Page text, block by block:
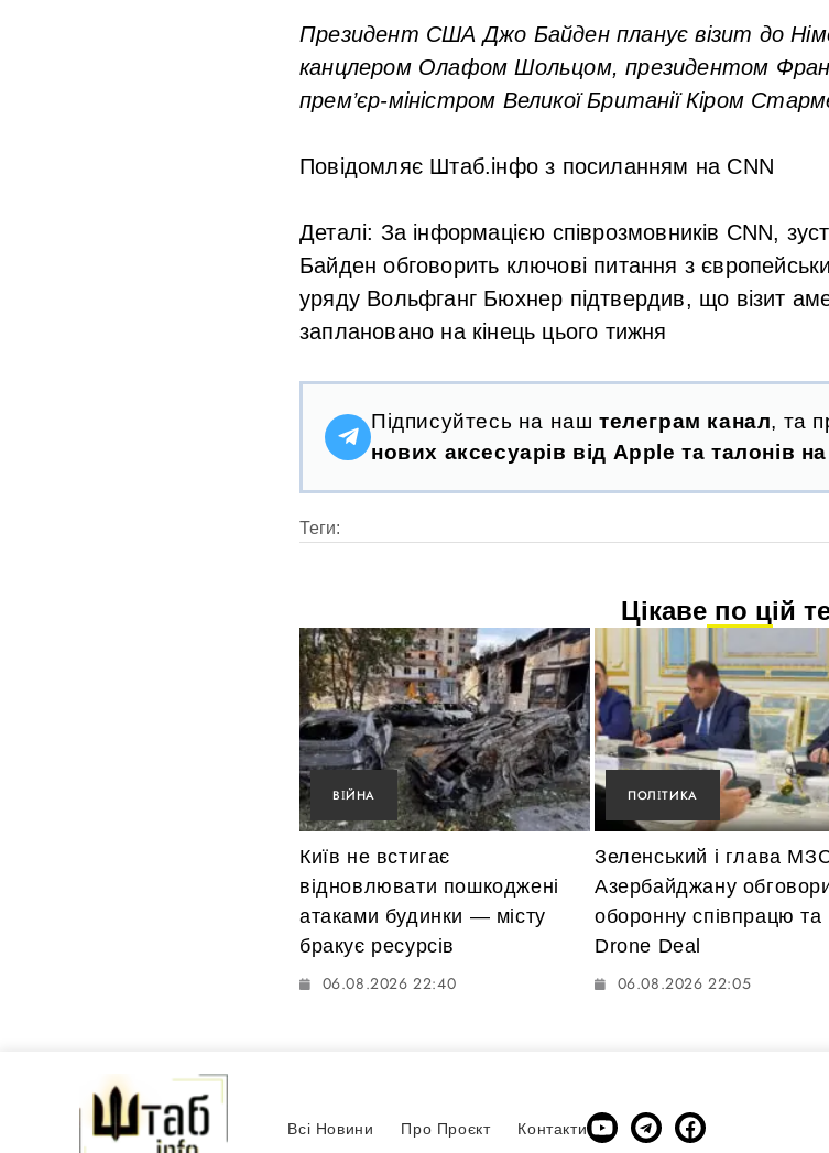
Президент США Джо Байден планує візит до
канцлером Олафом Шольцом, президентом
прем’єр-міністром Великої Британії Кіром
Повідомляє Штаб.інфо з посиланням на CNN
Деталі: За інформацією співрозмовників CNN,
Байден обговорить ключові питання з
уряду Вольфганг Бюхнер підтвердив, що візит
заплановано на кінець цього тижня
Підписуйтесь на наш телеграм канал, та
нових аксесуарів від Apple та талонів
Теги:
Цікаве по цій
ВІЙНА
Київ не встигає
відновлювати пошкоджені
атаками будинки — місту
бракує ресурсів
06.08.2026 22:40
ПОЛІТИКА
Зеленський і глава
Азербайджану
оборонну співпрацю та
Drone Deal
06.08.2026 22:05
Всі Новини Про Проєкт Контакти